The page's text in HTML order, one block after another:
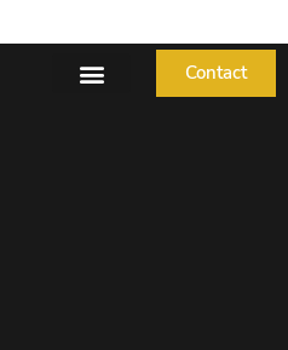
Contact